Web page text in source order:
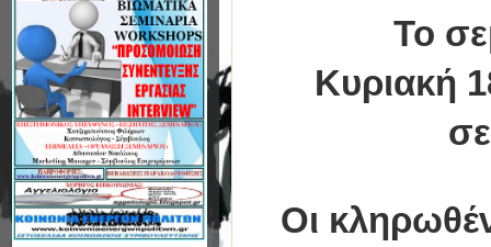
Το
Κυριακή
Οι